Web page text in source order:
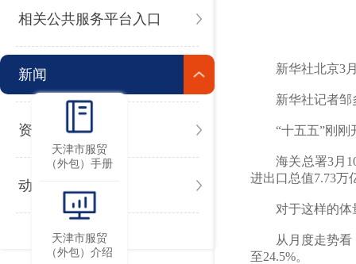
相关公共服务平台入口
新闻
资讯
动态
新华社北京3
新华社记者邹
“十五五”刚刚
海关总署3月10
进出口总值7.73万
对于这样的体量
从月度走势看，
至24.5%。
天津市服贸
（外包）手册
天津市服贸
（外包）介绍